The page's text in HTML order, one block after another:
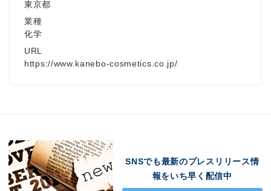
東京都
業種
化学
URL
https://www.kanebo-cosmetics.co.jp/
SNSでも最新のプレスリリース情
報をいち早く配信中